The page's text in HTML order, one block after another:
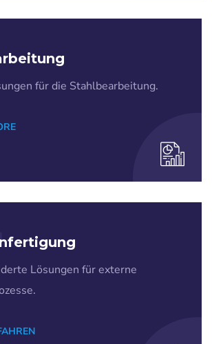
für die Stahlbearbeitung.
Lösungen für externe